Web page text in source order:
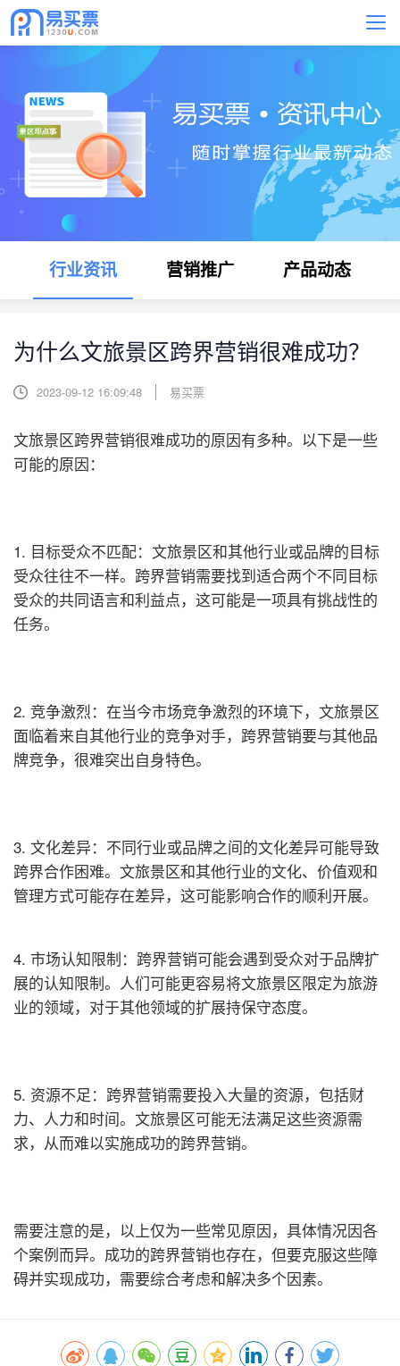
行业资讯 营销推广 产品动态
为什么文旅景区跨界营销很难成功？
2023-09-12 16:09:48 易买票
文旅景区跨界营销很难成功的原因有多种。以下是一些
可能的原因：
1. 目标受众不匹配：文旅景区和其他行业或品牌的目标
受众往往不一样。跨界营销需要找到适合两个不同目标
受众的共同语言和利益点，这可能是一项具有挑战性的
任务。
2. 竞争激烈：在当今市场竞争激烈的环境下，文旅景区
面临着来自其他行业的竞争对手，跨界营销要与其他品
牌竞争，很难突出自身特色。
3. 文化差异：不同行业或品牌之间的文化差异可能导致
跨界合作困难。文旅景区和其他行业的文化、价值观和
管理方式可能存在差异，这可能影响合作的顺利开展。
4. 市场认知限制：跨界营销可能会遇到受众对于品牌扩
展的认知限制。人们可能更容易将文旅景区限定为旅游
业的领域，对于其他领域的扩展持保守态度。
5. 资源不足：跨界营销需要投入大量的资源，包括财
力、人力和时间。文旅景区可能无法满足这些资源需
求，从而难以实施成功的跨界营销。
需要注意的是，以上仅为一些常见原因，具体情况因各
个案例而异。成功的跨界营销也存在，但要克服这些障
碍并实现成功，需要综合考虑和解决多个因素。